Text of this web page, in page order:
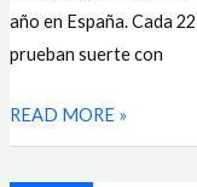
EL
año en España. Cada
prueban suerte con
LA
LOTERÍA
NAVIDAD?
READ MORE »